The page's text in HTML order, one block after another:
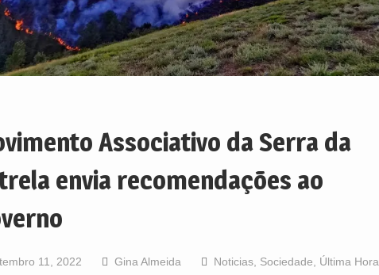
Associativo da Serra da
envia recomendações ao
11, 2022 Gina Almeida Noticias, Sociedade Última Hora